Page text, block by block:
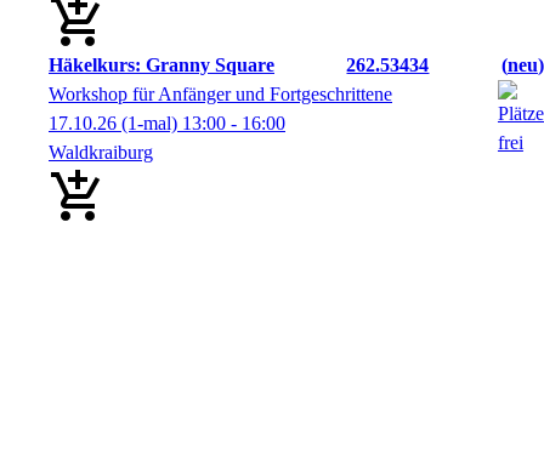
Häkelkurs: Granny Square 262.53434
neu
Workshop für Anfänger und Fortgeschrittene
17.10.26 (1-mal) 13:00 - 16:00
Waldkraiburg